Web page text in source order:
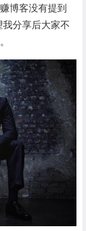
博客没有提到
分享后大家不